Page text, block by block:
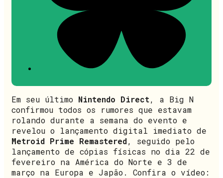
Em seu último Nintendo Direct, a Big N
confirmou todos os rumores que estavam
rolando durante a semana do evento e
revelou o lançamento digital imediato de
Metroid Prime Remastered, seguido pelo
lançamento de cópias físicas no dia 22 de
fevereiro na América do Norte e 3 de
março na Europa e Japão. Confira o vídeo: